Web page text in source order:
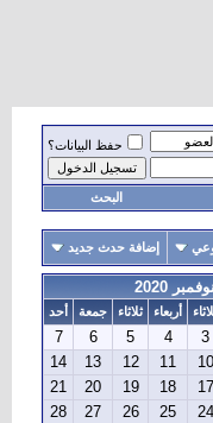
حفظ البيانات؟
البحث
إضافة حدث جديد
نوفمبر 2020
أربعاء ثلاثاء جمعة
أحد
3
4
5
6
7
10
11
12
13
14
17
18
19
20
21
24
25
26
27
28